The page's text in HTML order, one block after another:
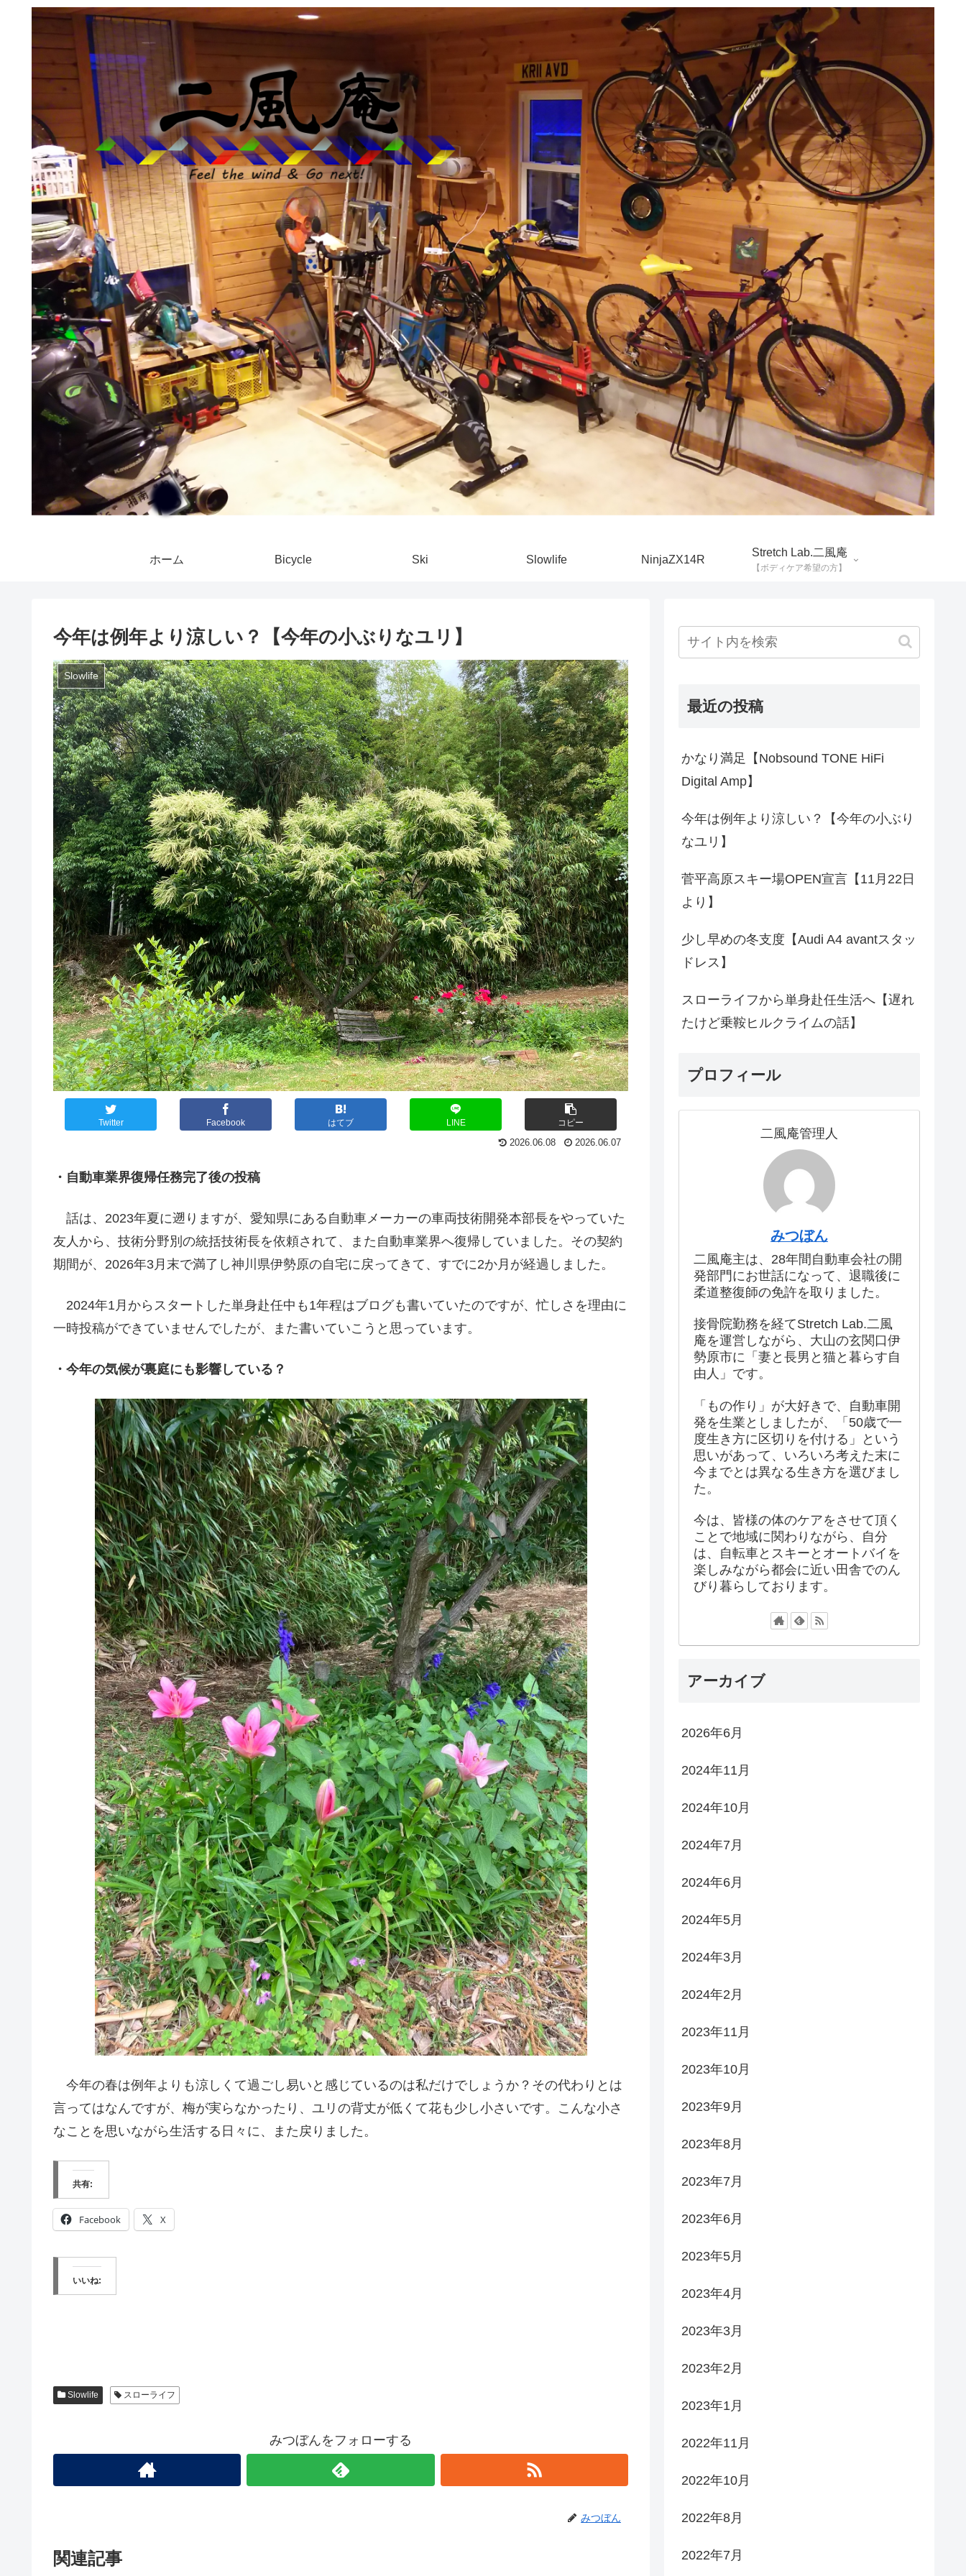
ホーム Bicycle Ski Slowlife NinjaZX14R
Stretch Lab.二風庵
【ボディケア希望の方】
今年は例年より涼しい？【今年の小ぶりなユリ】
Slowlife
Twitter Facebook はてブ LINE コピー
2026.06.08 2026.06.07
・自動車業界復帰任務完了後の投稿
話は、2023年夏に遡りますが、愛知県にある自動車メーカーの車両技術開発本部長をやっていた
友人から、技術分野別の統括技術長を依頼されて、また自動車業界へ復帰していました。その契約
期間が、2026年3月末で満了し神川県伊勢原の自宅に戻ってきて、すでに2か月が経過しました。
2024年1月からスタートした単身赴任中も1年程はブログも書いていたのですが、忙しさを理由に
一時投稿ができていませんでしたが、また書いていこうと思っています。
・今年の気候が裏庭にも影響している？
今年の春は例年よりも涼しくて過ごし易いと感じているのは私だけでしょうか？その代わりとは
言ってはなんですが、梅が実らなかったり、ユリの背丈が低くて花も少し小さいです。こんな小さ
なことを思いながら生活する日々に、また戻りました。
共有:
Facebook X
いいね:
Slowlife スローライフ
みつぼんをフォローする
みつぼん
関連記事
最近の投稿
かなり満足【Nobsound TONE HiFi
Digital Amp】
今年は例年より涼しい？【今年の小ぶり
なユリ】
菅平高原スキー場OPEN宣言【11月22日
より】
少し早めの冬支度【Audi A4 avantスタッ
ドレス】
スローライフから単身赴任生活へ【遅れ
たけど乗鞍ヒルクライムの話】
プロフィール
二風庵管理人
みつぼん
二風庵主は、28年間自動車会社の開
発部門にお世話になって、退職後に
柔道整復師の免許を取りました。
接骨院勤務を経てStretch Lab.二風
庵を運営しながら、大山の玄関口伊
勢原市に「妻と長男と猫と暮らす自
由人」です。
「もの作り」が大好きで、自動車開
発を生業としましたが、「50歳で一
度生き方に区切りを付ける」という
思いがあって、いろいろ考えた末に
今までとは異なる生き方を選びまし
た。
今は、皆様の体のケアをさせて頂く
ことで地域に関わりながら、自分
は、自転車とスキーとオートバイを
楽しみながら都会に近い田舎でのん
びり暮らしております。
アーカイブ
2026年6月
2024年11月
2024年10月
2024年7月
2024年6月
2024年5月
2024年3月
2024年2月
2023年11月
2023年10月
2023年9月
2023年8月
2023年7月
2023年6月
2023年5月
2023年4月
2023年3月
2023年2月
2023年1月
2022年11月
2022年10月
2022年8月
2022年7月